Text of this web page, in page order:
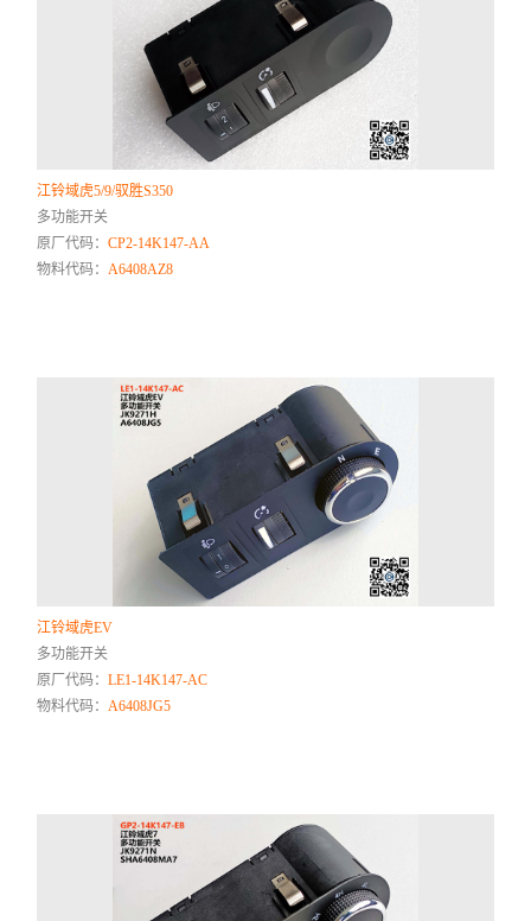
江铃域虎5/9/驭胜S350
多功能开关
原厂代码：CP2-14K147-AA
物料代码： A6408AZ8
江铃域虎EV
多功能开关
原厂代码：LE1-14K147-AC
物料代码： A6408JG5